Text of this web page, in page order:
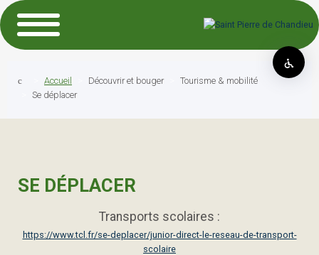
Accueil Découvrir et bouger
Tourisme & mobilité
Se déplacer
SE DÉPLACER
Transports scolaires :
https://www.tcl.fr/se-deplacer/junior-direct-le-reseau-de-transport-
scolaire